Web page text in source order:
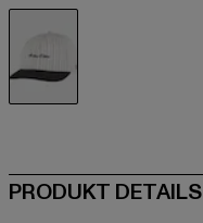
PRODUKT DETAILS